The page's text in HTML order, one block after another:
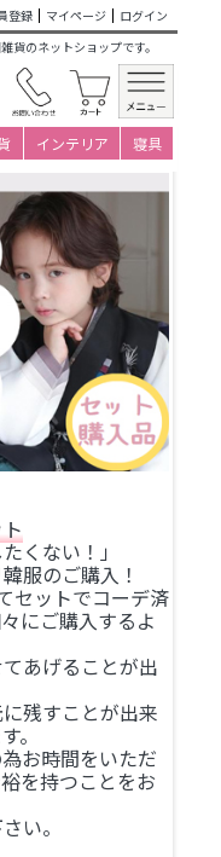
登録 マイページ
ログイン
貨のネットショップです。
インテリア 寝具
も用販売)>男の子新
長110～119cm)> セッ
用・セット
くない！」
服のご購入！
セットでコーデ済
にご購入するよ
あげることが出
残すことが出来
。
お時間をいただ
を持つことをお
い。